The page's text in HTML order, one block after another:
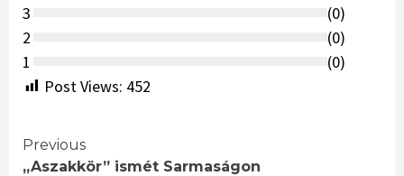
3
(0)
2
(0)
1
(0)
Post Views: 452
Continue
Previous
„Aszakkör” ismét Sarmaságon